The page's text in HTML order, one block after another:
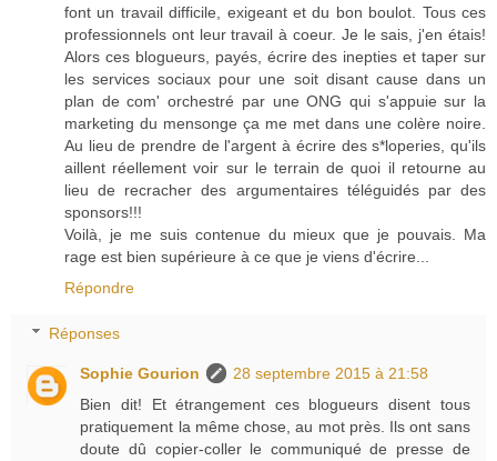
font un travail difficile, exigeant et du bon boulot. Tous ces
professionnels ont leur travail à coeur. Je le sais, j'en étais!
Alors ces blogueurs, payés, écrire des inepties et taper sur
les services sociaux pour une soit disant cause dans un
plan de com' orchestré par une ONG qui s'appuie sur la
marketing du mensonge ça me met dans une colère noire.
Au lieu de prendre de l'argent à écrire des s*loperies, qu'ils
aillent réellement voir sur le terrain de quoi il retourne au
lieu de recracher des argumentaires téléguidés par des
sponsors!!!
Voilà, je me suis contenue du mieux que je pouvais. Ma
rage est bien supérieure à ce que je viens d'écrire...
Répondre
Réponses
Sophie Gourion
28 septembre 2015 à 21:58
Bien dit! Et étrangement ces blogueurs disent tous
pratiquement la même chose, au mot près. Ils ont sans
doute dû copier-coller le communiqué de presse de